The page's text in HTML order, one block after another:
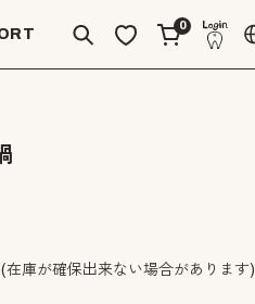
0
(在庫が確保出来ない場合があります)